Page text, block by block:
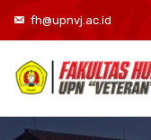
fh@upnvj.ac.id